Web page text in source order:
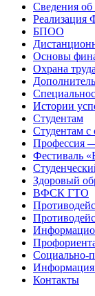
Сведения
Реализация
БПОО
Основы
Охрана
Истории
Студентам
Студентам
Профессия
Фестиваль
Здоровый
ВФСК ГТО
Социально-
Контакты